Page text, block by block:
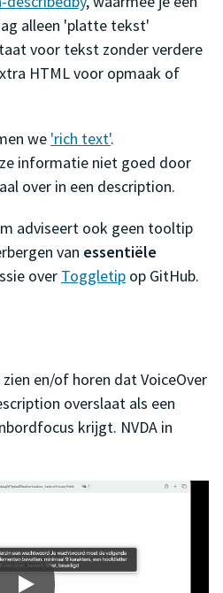
alleen 'platte tekst'
voor tekst zonder verdere
HTML voor opmaak of
we 'rich text'.
informatie niet goed door
over in een description.
adviseert ook geen tooltip
van essentiële
over Toggletip op GitHub.
en/of horen dat VoiceOver
overslaat als een
krijgt. NVDA in